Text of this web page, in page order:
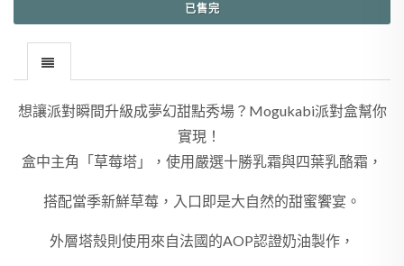
已售完
想讓派對瞬間升級成夢幻甜點秀場？Mogukabi派對盒幫你
實現！
盒中主角「草莓塔」，使用嚴選十勝乳霜與四葉乳酪霜，
搭配當季新鮮草莓，入口即是大自然的甜蜜饗宴。
外層塔殼則使用來自法國的AOP認證奶油製作，